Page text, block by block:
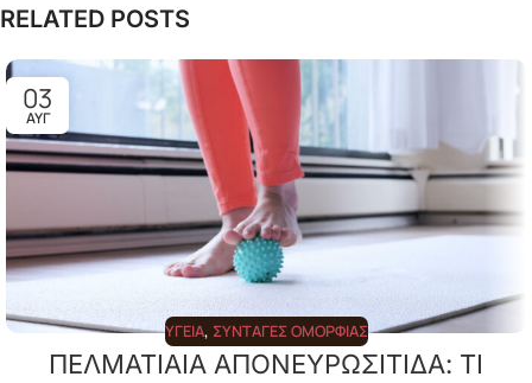
RELATED POSTS
03
ΑΥΓ
ΥΓΕΊΑ, ΣΥΝΤΑΓΈΣ ΟΜΟΡΦΙΆΣ
ΠΕΛΜΑΤΙΑΙΑ ΑΠΟΝΕΥΡΩΣΙΤΙΔΑ: ΤΙ